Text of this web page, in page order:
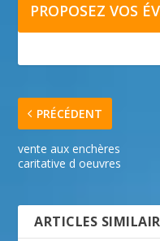
PROPOSEZ VOS
PRÉCÉDENT
vente aux enchères
caritative d oeuvres
ARTICLES